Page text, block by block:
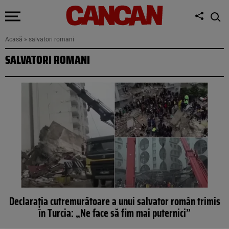
Acasă » salvatori romani
SALVATORI ROMANI
Declarația cutremurătoare a unui salvator român trimis
în Turcia: „Ne face să fim mai puternici”